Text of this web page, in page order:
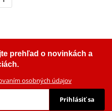
prehľad o novinkách a
osobných údajov
Prihlásiť sa